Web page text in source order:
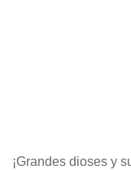
¡Grandes dioses y